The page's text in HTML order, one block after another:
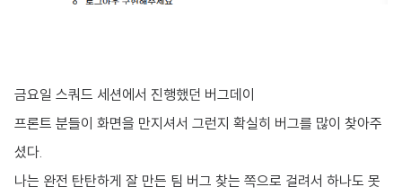
금요일 스쿼드 세션에서 진행했던 버그데이
프론트 분들이 화면을 만지셔서 그런지 확실히 버그를 많이 찾아주
셨다.
나는 완전 탄탄하게 잘 만든 팀 버그 찾는 쪽으로 걸려서 하나도 못